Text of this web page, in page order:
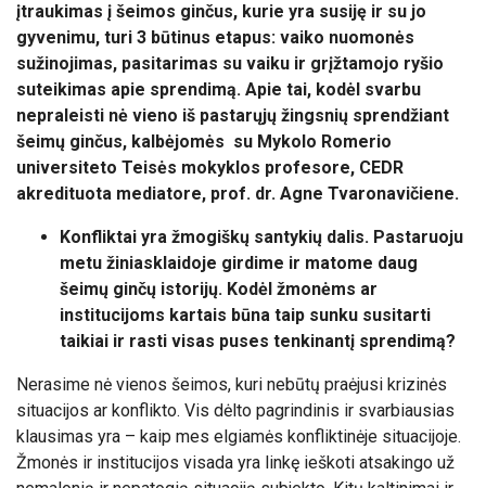
įtraukimas į šeimos ginčus, kurie yra susiję ir su jo
gyvenimu, turi 3 būtinus etapus: vaiko nuomonės
sužinojimas, pasitarimas su vaiku ir grįžtamojo ryšio
suteikimas apie sprendimą. Apie tai, kodėl svarbu
nepraleisti nė vieno iš pastarųjų žingsnių sprendžiant
šeimų ginčus, kalbėjomės su Mykolo Romerio
universiteto Teisės mokyklos profesore, CEDR
akredituota mediatore, prof. dr. Agne Tvaronavičiene.
Konfliktai yra žmogiškų santykių dalis. Pastaruoju
metu žiniasklaidoje girdime ir matome daug
šeimų ginčų istorijų. Kodėl žmonėms ar
institucijoms kartais būna taip sunku susitarti
taikiai ir rasti visas puses tenkinantį sprendimą?
Nerasime nė vienos šeimos, kuri nebūtų praėjusi krizinės
situacijos ar konflikto. Vis dėlto pagrindinis ir svarbiausias
klausimas yra – kaip mes elgiamės konfliktinėje situacijoje.
Žmonės ir institucijos visada yra linkę ieškoti atsakingo už